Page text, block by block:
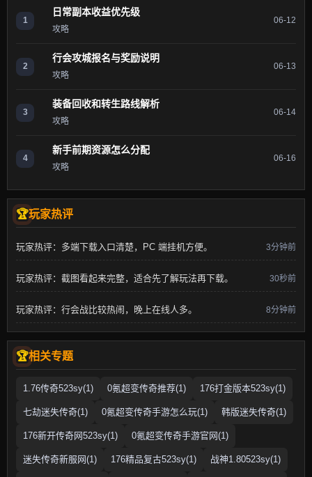
1
日常副本收益优先级
攻略
06-12
2
行会攻城报名与奖励说明
攻略
06-13
3
装备回收和转生路线解析
攻略
06-14
4
新手前期资源怎么分配
攻略
06-16
玩家热评
玩家热评：多端下载入口清楚，PC 端挂机方便。 3分钟前
玩家热评：截图看起来完整，适合先了解玩法再下载。 30秒前
玩家热评：行会战比较热闹，晚上在线人多。 8分钟前
相关专题
1.76传奇523sy(1) 0氪超变传奇推荐(1) 176打金版本523sy(1)
七劫迷失传奇(1) 0氪超变传奇手游怎么玩(1) 韩版迷失传奇(1)
176新开传奇网523sy(1) 0氪超变传奇手游官网(1)
迷失传奇新服网(1) 176精品复古523sy(1) 战神1.80523sy(1)